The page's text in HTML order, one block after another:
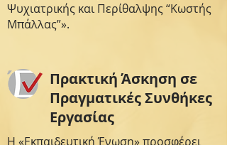
Ψυχιατρικής και Περίθαλψης “Κωστής
Μπάλλας”».
Πρακτική Άσκηση σε
Πραγματικές Συνθήκες
Εργασίας
Η «Εκπαιδευτική Ένωση» προσφέρει